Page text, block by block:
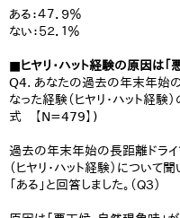
ある：４７．９％
ない：５２．１％
■ヒヤリ・ハット経験の原因は「
Q4. あなたの過去の年末年始
なった経験（ヒヤリ・ハット経
式 【N=479】)
過去の年末年始の長距離ドラ
（ヒヤリ・ハット経験）につい
「ある」と回答しました。（Ｑ３）